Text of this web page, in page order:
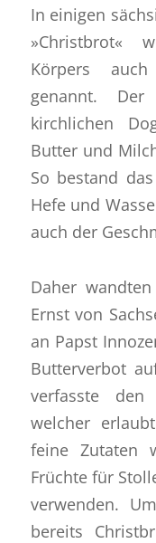
In einigen
»Christbrot«
Körpers
genannt.
kirchlichen
Butter und
So bestand
Hefe und
auch der
Daher
Ernst von
an Papst
Butterverbot
verfasste den
welcher
feine Zutaten
Früchte für
verwenden.
bereits